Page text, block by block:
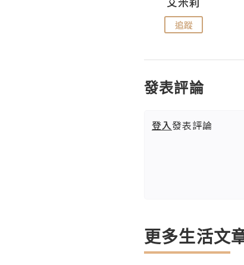
追蹤
發表評論
登入發表評論
更多生活文